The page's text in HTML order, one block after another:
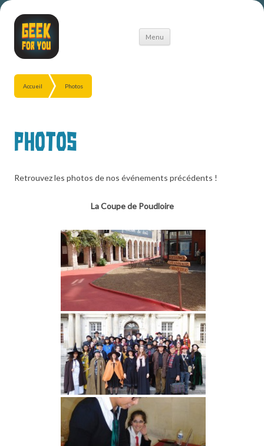
Menu
Aller
Accueil Photos
Photos
Retrouvez les photos de nos événements précédents !
La Coupe de Poudloire